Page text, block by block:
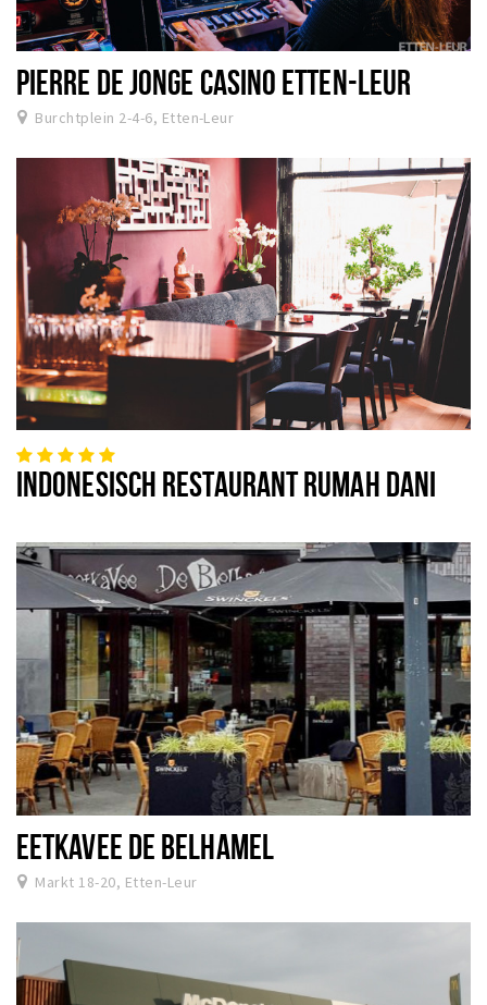
PIERRE DE JONGE CASINO ETTEN-LEUR
Burchtplein 2-4-6, Etten-Leur
INDONESISCH RESTAURANT RUMAH DANI
EETKAVEE DE BELHAMEL
Markt 18-20, Etten-Leur